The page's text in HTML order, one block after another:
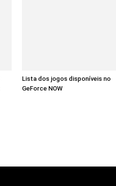
Lista dos jogos disponíveis no
GeForce NOW